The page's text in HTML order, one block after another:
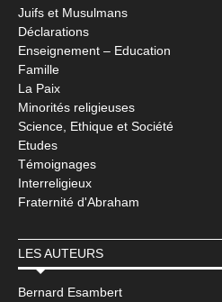
Juifs et Musulmans
Déclarations
Enseignement – Education
Famille
La Paix
Minorités religieuses
Science, Ethique et Société
Etudes
Témoignages
Interreligieux
Fraternité d'Abraham
LES AUTEURS
Bernard Esambert